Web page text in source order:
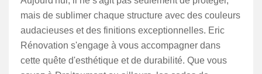
mais de sublimer chaque structure avec des couleurs
audacieuses et des finitions exceptionnelles. Eric
Rénovation s'engage à vous accompagner dans
cette quête d'esthétique et de durabilité. Que vous